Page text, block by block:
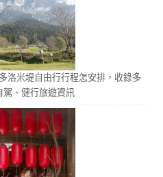
洛米堤自由行行程怎安排，收錄多
駕、健行旅遊資訊